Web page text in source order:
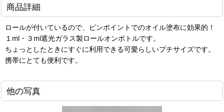
商品詳細
ロールが付いているので、ピンポイントでのオイル塗布に効果的！
１ml・３ml遮光ガラス製ロールオンボトルです。
ちょっとしたときにすぐに利用できる可愛らしいプチサイズです。
携帯にとても便利です。
他の写真